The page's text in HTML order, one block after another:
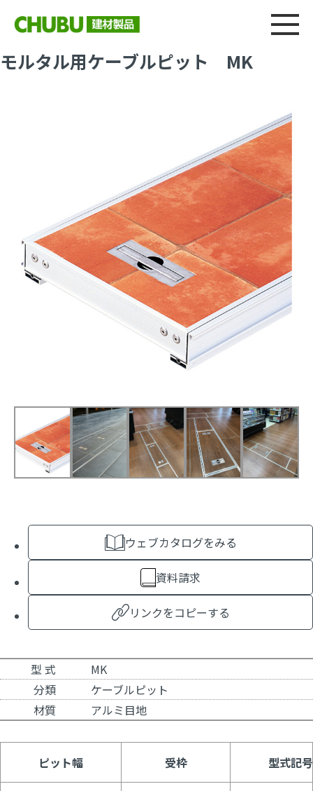
総合
モルタル用ケーブルピット MK
ウェブカタログをみる
資料請求
リンクをコピーする
型 式
MK
分類
ケーブルピット
材質
アルミ目地
ピット幅 受枠 型式記号